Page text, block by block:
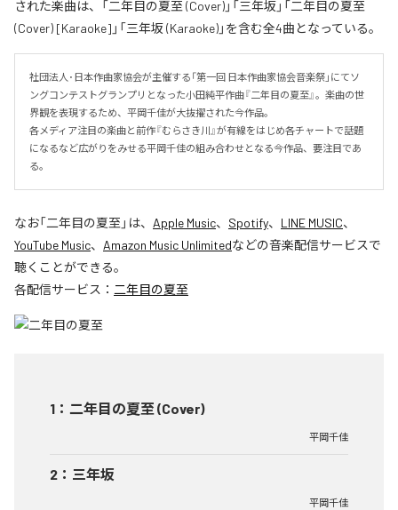
された楽曲は、「二年目の夏至 (Cover)」「三年坂」「二年目の夏至
(Cover) [Karaoke]」「三年坂 (Karaoke)」を含む全4曲となっている。
社団法人･日本作曲家協会が主催する「第一回 日本作曲家協会音楽祭」にてソ
ングコンテストグランプリとなった小田純平作曲『二年目の夏至』。楽曲の世
界観を表現するため、平岡千佳が大抜擢された今作品。
各メディア注目の楽曲と前作『むらさき川』が有線をはじめ各チャートで話題
になるなど広がりをみせる平岡千佳の組み合わせとなる今作品、要注目であ
る。
なお「二年目の夏至 」は、 Apple Music、 Spotify、 LINE MUSIC、
YouTube Music、 Amazon Music Unlimitedなどの音楽配信サービスで
聴くことができる。
各配信サービス： 二年目の夏至
1 ： 二年目の夏至 (Cover)
平岡千佳
2 ： 三年坂
平岡千佳